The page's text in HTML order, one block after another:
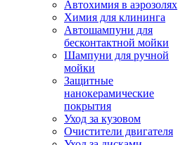
Автохимия в аэрозолях
Химия для клининга
Автошампуни для
бесконтактной мойки
Шампуни для ручной
мойки
Защитные
нанокерамические
покрытия
Уход за кузовом
Очистители двигателя